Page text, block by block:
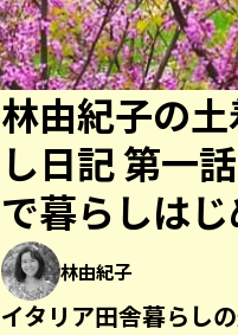
林由紀子の
し日記 第一
で暮らしはじ
林由紀子
イタリア田舎暮らし